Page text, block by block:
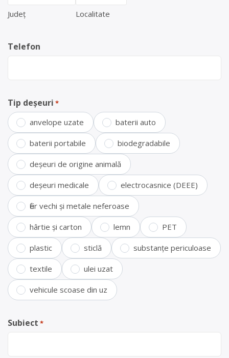
Județ Localitate
Telefon
Tip deșeuri *
anvelope uzate baterii auto
baterii portabile biodegradabile
deșeuri de origine animală
deșeuri medicale electrocasnice (DEEE)
fier vechi și metale neferoase
hârtie și carton lemn PET
plastic sticlă substanțe periculoase
textile ulei uzat
vehicule scoase din uz
Subiect *